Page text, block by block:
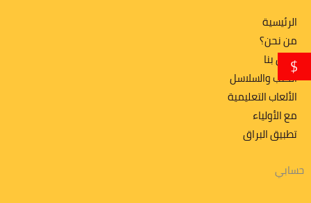
الرئيسية
من نحن؟
اتصل بنا
الكتب والسلاسل
الألعاب التعليمية
مع الأولياء
تطبیق البراق
حسابي
$